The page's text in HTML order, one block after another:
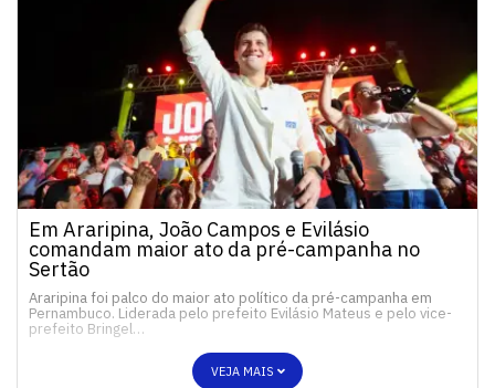
Em Araripina, João Campos e Evilásio
comandam maior ato da pré-campanha no
Sertão
Araripina foi palco do maior ato político da pré-campanha em
Pernambuco. Liderada pelo prefeito Evilásio Mateus e pelo vice-
prefeito Bringel…
VEJA MAIS